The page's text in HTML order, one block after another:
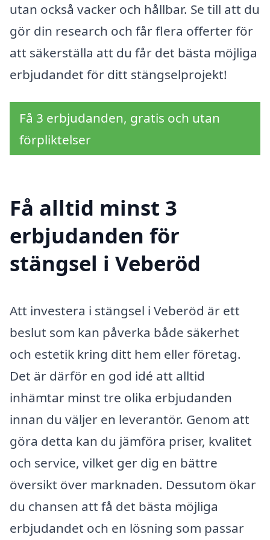
utan också vacker och hållbar. Se till att du
gör din research och får flera offerter för
att säkerställa att du får det bästa möjliga
erbjudandet för ditt stängselprojekt!
Få 3 erbjudanden, gratis och utan
förpliktelser
Få alltid minst 3
erbjudanden för
stängsel i Veberöd
Att investera i stängsel i Veberöd är ett
beslut som kan påverka både säkerhet
och estetik kring ditt hem eller företag.
Det är därför en god idé att alltid
inhämtar minst tre olika erbjudanden
innan du väljer en leverantör. Genom att
göra detta kan du jämföra priser, kvalitet
och service, vilket ger dig en bättre
översikt över marknaden. Dessutom ökar
du chansen att få det bästa möjliga
erbjudandet och en lösning som passar